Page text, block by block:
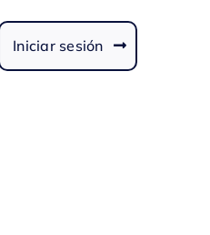
Iniciar sesión